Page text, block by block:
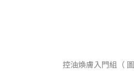
控油煥膚入門組（ 圖